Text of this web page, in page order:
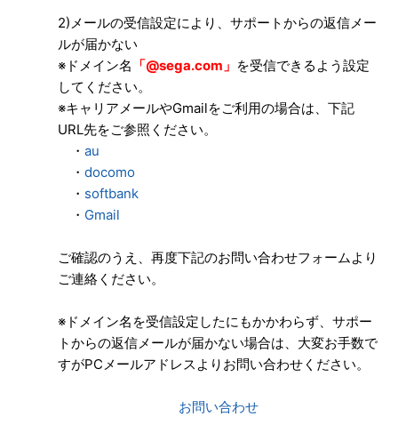
2)メールの受信設定により、サポートからの返信メー
ルが届かない
※ドメイン名 「@sega.com」 を受信できるよう設定
してください。
※キャリアメールやGmailをご利用の場合は、下記
URL先をご参照ください。
・au
・docomo
・ softbank
・ Gmail
ご確認のうえ、再度下記のお問い合わせフォームより
ご連絡ください。
※ドメイン名を受信設定したにもかかわらず、サポー
トからの返信メールが届かない場合は、大変お手数で
すがPCメールアドレスよりお問い合わせください。
お問い合わせ